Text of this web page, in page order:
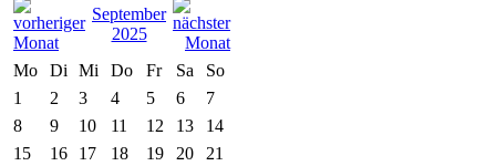
September
2025
Mo
Di Mi Do Fr Sa
So
1
2 3 4 5 6
7
8
9 10 11 12 13
14
15
16 17 18 19 20
21